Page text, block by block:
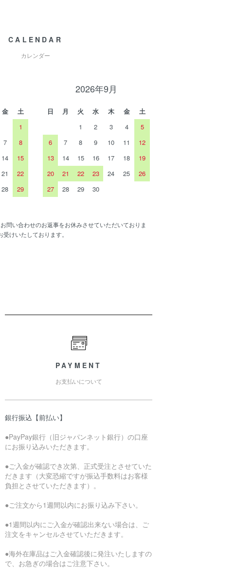
CALENDAR
カレンダー
金
土
1
7
8
14
15
21
22
28
29
2026年9月
日 月 火 水 木 金
土
1
2 3 4
5
6
7 8 9 10 11
12
13
14 15 16 17 18
19
20
21 22 23 24 25
26
27
28 29 30
問い合わせのお返事をお休みさせていただいておりま
けいたしております。
PAYMENT
お支払いについて
銀行振込【前払い】
●PayPay銀行（旧ジャパンネット銀行）の口座
にお振り込みいただきます。
●ご入金が確認でき次第、正式受注とさせていた
だきます（大変恐縮ですが振込手数料はお客様
負担とさせていただきます）。
●ご注文から1週間以内にお振り込み下さい。
●1週間以内にご入金が確認出来ない場合は、ご
注文をキャンセルさせていただきます。
●海外在庫品はご入金確認後に発注いたしますの
で、お急ぎの場合はご注意下さい。